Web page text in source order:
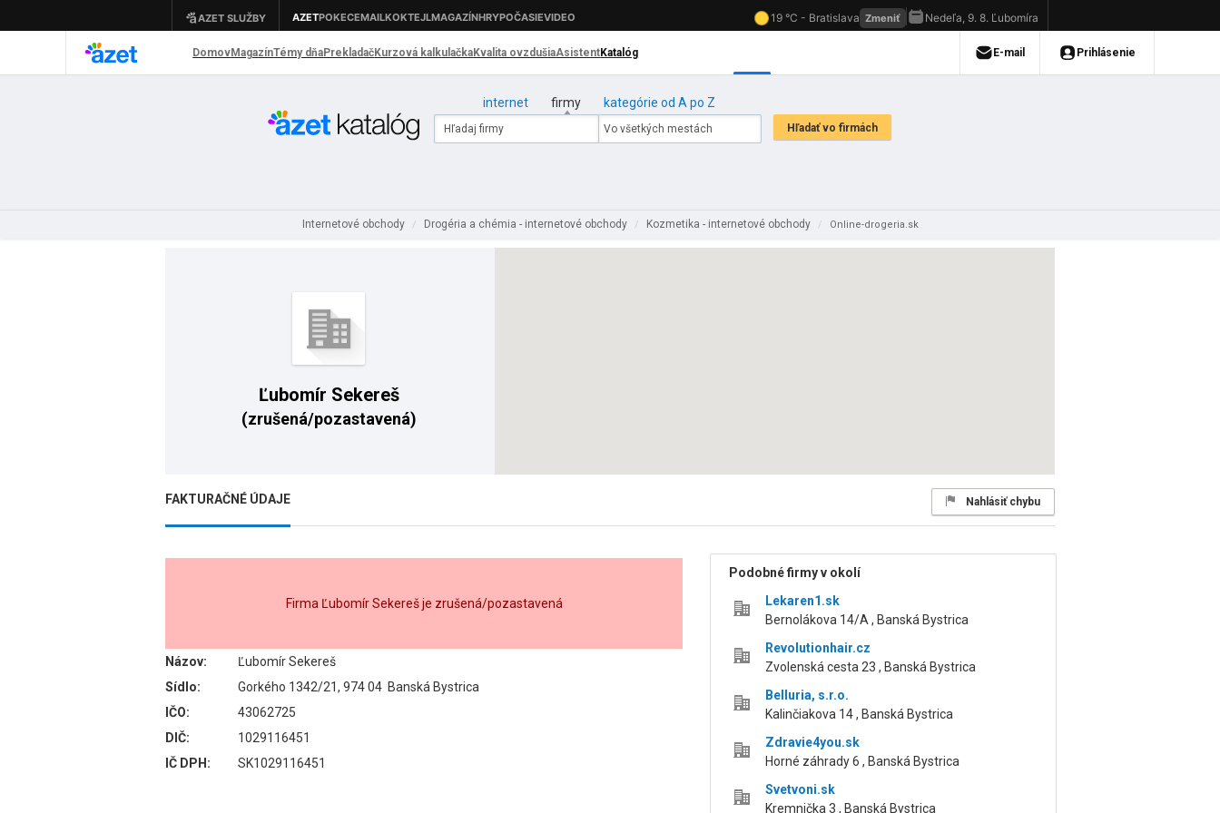
internet firmy kategórie od A po Z
Internetové obchody / Drogéria a chémia - internetové obchody / Kozmetika - internetové obchody / Online-drogeria.sk
Ľubomír Sekereš
(zrušená/pozastavená)
FAKTURAČNÉ ÚDAJE Nahlásiť chybu
Firma Ľubomír Sekereš je zrušená/pozastavená
Názov:
Ľubomír Sekereš
Sídlo:
Gorkého 1342/21, 974 04 Banská Bystrica
IČO:
43062725
DIČ:
1029116451
IČ DPH:
SK1029116451
Podobné firmy v okolí
Lekaren1.sk
Bernolákova 14/A , Banská Bystrica
Revolutionhair.cz
Zvolenská cesta 23 , Banská Bystrica
Belluria, s.r.o.
Kalinčiakova 14 , Banská Bystrica
Zdravie4you.sk
Horné záhrady 6 , Banská Bystrica
Svetvoni.sk
Kremnička 3 , Banská Bystrica